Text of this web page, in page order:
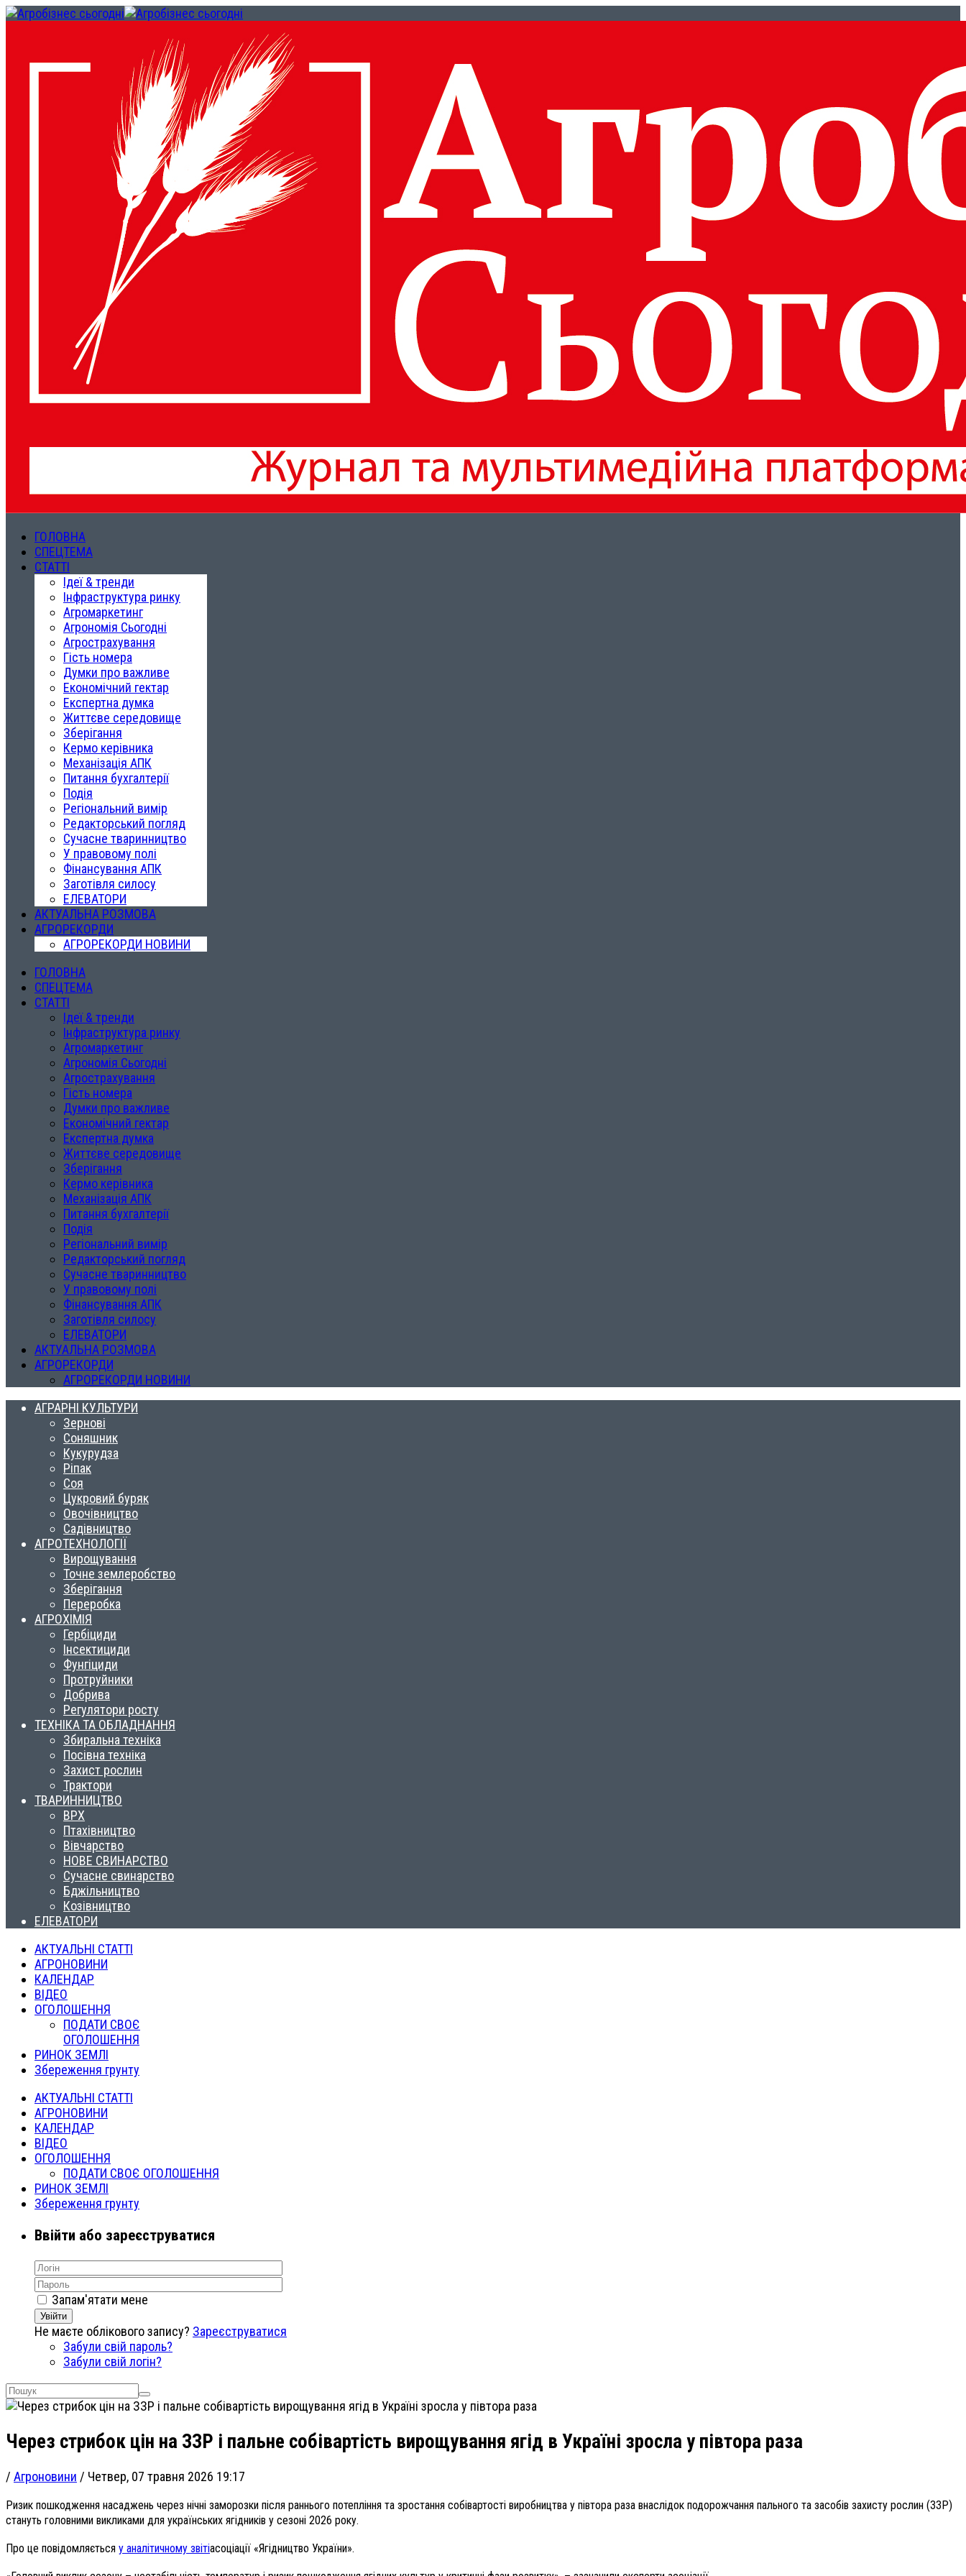
ГОЛОВНА
СПЕЦТЕМА
СТАТТІ
Ідеї & тренди
Інфраструктура ринку
Агромаркетинг
Агрономія Сьогодні
Агрострахування
Гість номера
Думки про важливе
Економічний гектар
Експертна думка
Життєве середовище
Зберігання
Кермо керівника
Механізація АПК
Питання бухгалтерії
Подія
Регіональний вимір
Редакторський погляд
Сучасне тваринництво
У правовому полі
Фінансування АПК
Заготівля силосу
ЕЛЕВАТОРИ
АКТУАЛЬНА РОЗМОВА
АГРОРЕКОРДИ
АГРОРЕКОРДИ НОВИНИ
ГОЛОВНА
СПЕЦТЕМА
СТАТТІ
Ідеї & тренди
Інфраструктура ринку
Агромаркетинг
Агрономія Сьогодні
Агрострахування
Гість номера
Думки про важливе
Економічний гектар
Експертна думка
Життєве середовище
Зберігання
Кермо керівника
Механізація АПК
Питання бухгалтерії
Подія
Регіональний вимір
Редакторський погляд
Сучасне тваринництво
У правовому полі
Фінансування АПК
Заготівля силосу
ЕЛЕВАТОРИ
АКТУАЛЬНА РОЗМОВА
АГРОРЕКОРДИ
АГРОРЕКОРДИ НОВИНИ
АГРАРНІ КУЛЬТУРИ
Зернові
Соняшник
Кукурудза
Ріпак
Соя
Цукровий буряк
Овочівництво
Садівництво
АГРОТЕХНОЛОГІЇ
Вирощування
Точне землеробство
Зберігання
Переробка
АГРОХІМІЯ
Гербіциди
Інсектициди
Фунгіциди
Протруйники
Добрива
Регулятори росту
ТЕХНІКА ТА ОБЛАДНАННЯ
Збиральна техніка
Посівна техніка
Захист рослин
Трактори
ТВАРИННИЦТВО
ВРХ
Птахівництво
Вівчарство
НОВЕ СВИНАРСТВО
Сучасне свинарство
Бджільництво
Козівництво
ЕЛЕВАТОРИ
АКТУАЛЬНІ СТАТТІ
АГРОНОВИНИ
КАЛЕНДАР
ВІДЕО
ОГОЛОШЕННЯ
ПОДАТИ СВОЄ
ОГОЛОШЕННЯ
РИНОК ЗЕМЛІ
Збереження грунту
АКТУАЛЬНІ СТАТТІ
АГРОНОВИНИ
КАЛЕНДАР
ВІДЕО
ОГОЛОШЕННЯ
ПОДАТИ СВОЄ ОГОЛОШЕННЯ
РИНОК ЗЕМЛІ
Збереження грунту
Ввійти або зареєструватися
Запам'ятати мене
Увійти
Не маєте облікового запису? Зареєструватися
Забули свій пароль?
Забули свій логін?
Через стрибок цін на ЗЗР і пальне собівартість вирощування ягід в Україні зросла у півтора раза
/ Агроновини / Четвер, 07 травня 2026 19:17
Ризик пошкодження насаджень через нічні заморозки після раннього потепління та зростання собівартості виробництва у півтора раза внаслідок подорожчання пального та засобів захисту рослин (ЗЗР)
стануть головними викликами для українських ягідників у сезоні 2026 року.
Про це повідомляється у аналітичному звітіасоціації «Ягідництво України».